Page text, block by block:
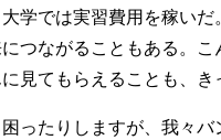
学では実習費用を稼い
つながることもある。こ
見てもらえることも、き
ったりしますが、我々バ